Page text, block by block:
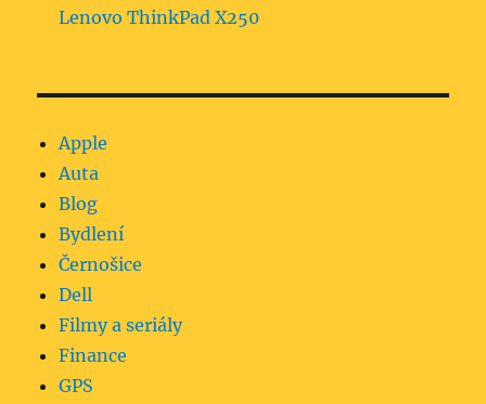
Lenovo ThinkPad X250
Apple
Auta
Blog
Bydlení
Černošice
Dell
Filmy a seriály
Finance
GPS